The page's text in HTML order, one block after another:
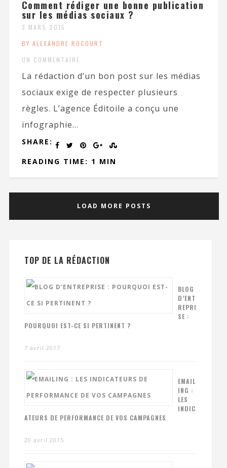
Comment rédiger une bonne publication
sur les médias sociaux ?
3 MARS 2015
BY ALEXANDRE ROCOURT
UN COMMENTAIRE
La rédaction d’un bon post sur les médias
sociaux exige de respecter plusieurs
règles. L’agence Éditoile a conçu une
infographie...
SHARE:
READING TIME: 1 MIN
LOAD MORE POSTS
TOP DE LA RÉDACTION
BLOG
D’ENT
REPRI
SE :
POURQUOI EST-CE SI PERTINENT ?
7 avril 2017
EMAIL
ING :
LES
INDIC
ATEURS DE PERFORMANCE DE VOS CAMPAGNES
20 avril 2015